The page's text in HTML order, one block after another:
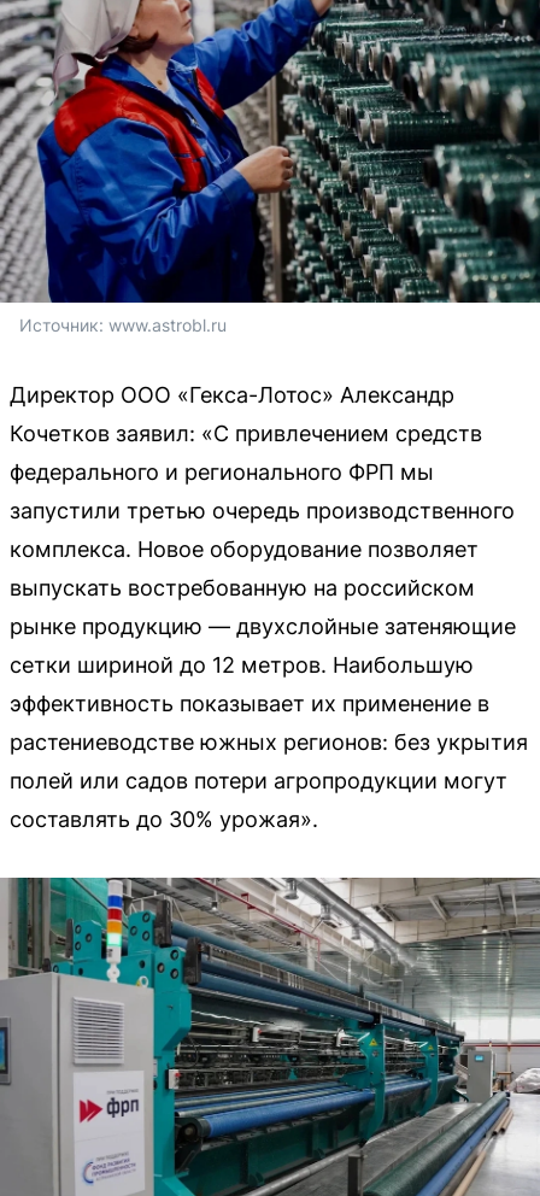
Источник: www.astrobl.ru
Директор ООО «Гекса-Лотос» Александр
Кочетков заявил: «С привлечением средств
федерального и регионального ФРП мы
запустили третью очередь производственного
комплекса. Новое оборудование позволяет
выпускать востребованную на российском
рынке продукцию — двухслойные затеняющие
сетки шириной до 12 метров. Наибольшую
эффективность показывает их применение в
растениеводстве южных регионов: без укрытия
полей или садов потери агропродукции могут
составлять до 30% урожая».